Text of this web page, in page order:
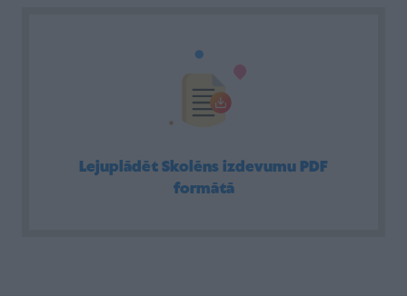
Lejuplādēt Skolēns izdevumu PDF
formātā